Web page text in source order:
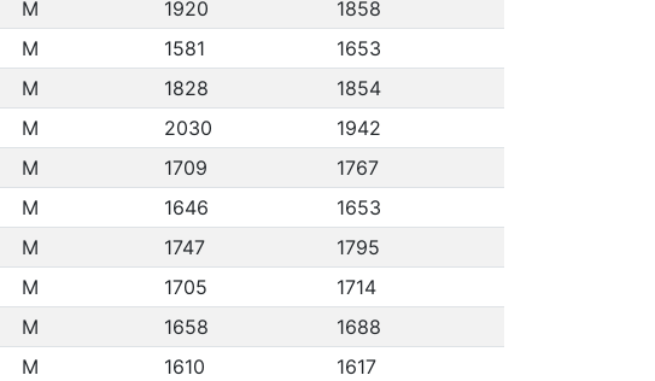
M 1920
1858
M 1581
1653
M 1828
1854
M 2030
1942
M 1709
1767
M 1646
1653
M 1747
1795
M 1705
1714
M 1658
1688
M 1610
1617